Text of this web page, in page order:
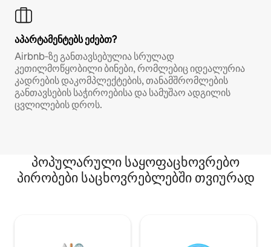
აპარტამენტებს ეძებთ?
Airbnb‑ზე განთავსებულია სრულად
კეთილმოწყობილი ბინები, რომლებიც იდეალურია
კადრების დაკომპლექტების, თანამშრომლების
განთავსების საჭიროებისა და სამუშაო ადგილის
ცვლილების დროს.
პოპულარული საყოფაცხოვრებო
პირობები საცხოვრებლებში თვიურად